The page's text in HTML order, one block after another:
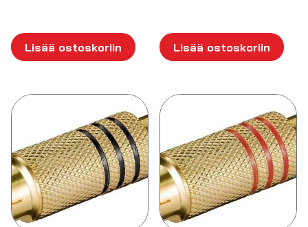
Lisää ostoskoriin Lisää ostoskoriin